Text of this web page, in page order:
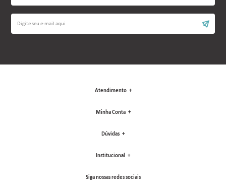
Atendimento
Minha Conta
Dúvidas
Institucional
Siga nossas redes sociais